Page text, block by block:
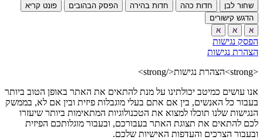
שחור לבן חדות כהה חדות בהירה הפסק הבהובים
פונט קריא
הדגש קישורים
א
א א
הפסק נגישות
הצהרת נגישות
<strong>הצהרת נגישות</strong>
אנו עושים כמיטב יכולתינו על מנת להתאים את האתר באופן הטוב ביותר
בעבור כל האנשים, בין אם אתם בעלי מוגבלות פיזית ובין אם לא, בממשק
הנגישות שלנו תוכלו למצוא את הטכנולוגיות המתאימות ביותר שיעזרו
לכם להתאים את תצוגת האתר בעבורכם, ובעבור מוגלותכם הפיזית
ובעבור הצרכים והעדפות האישיות שלכם.